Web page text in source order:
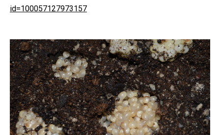
id=100057127973157